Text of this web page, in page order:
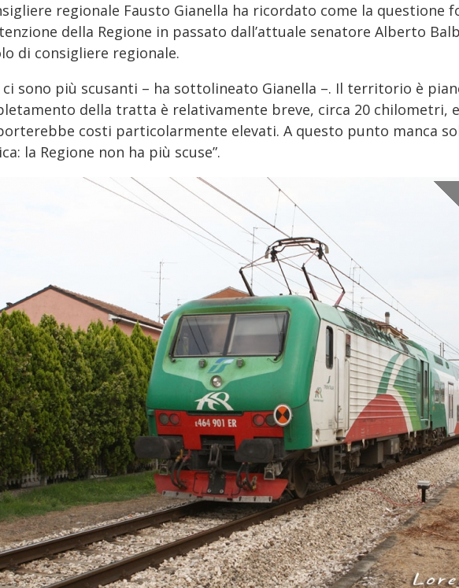
regionale Fausto Gianella ha ricordato come la questione
della Regione in passato dall’attuale senatore Alberto
di consigliere regionale.
ci sono più scusanti – ha sottolineato Gianella –. Il territorio è
della tratta è relativamente breve, circa 20 chilometri,
costi particolarmente elevati. A questo punto manca
la Regione non ha più scuse”.